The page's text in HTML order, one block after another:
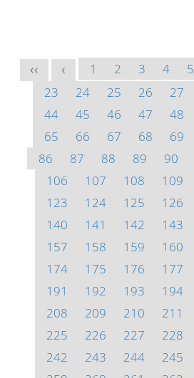
<< < 1 2 3 4 5
23
24 25 26 27
44
45 46 47 48
65
66 67 68 69
86
87 88 89 90
106
107 108 109
123
124 125 126
140
141 142 143
157
158 159 160
174
175 176 177
191
192 193 194
208
209 210 211
225
226 227 228
242
243 244 245